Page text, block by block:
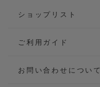
ショップリスト
ご利用ガイド
お問い合わせについて